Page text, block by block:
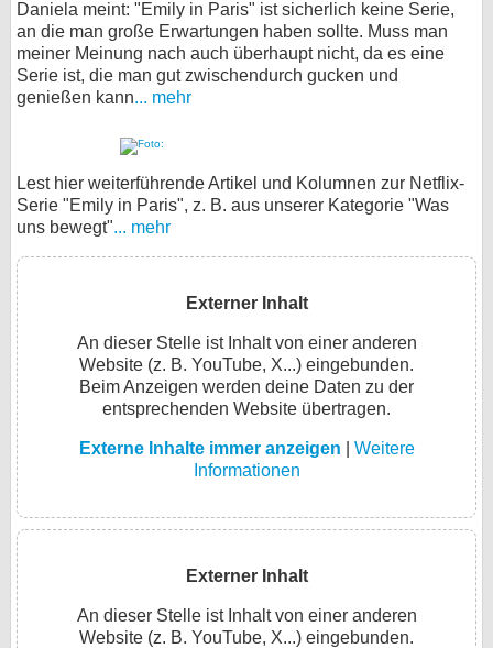
Daniela meint: "Emily in Paris" ist sicherlich keine Serie,
an die man große Erwartungen haben sollte. Muss man
meiner Meinung nach auch überhaupt nicht, da es eine
Serie ist, die man gut zwischendurch gucken und
genießen kann... mehr
Lest hier weiterführende Artikel und Kolumnen zur Netflix-
Serie "Emily in Paris", z. B. aus unserer Kategorie "Was
uns bewegt"... mehr
Externer Inhalt
An dieser Stelle ist Inhalt von einer anderen
Website (z. B. YouTube, X...) eingebunden.
Beim Anzeigen werden deine Daten zu der
entsprechenden Website übertragen.
Externe Inhalte immer anzeigen
Weitere
Informationen
Externer Inhalt
An dieser Stelle ist Inhalt von einer anderen
Website (z. B. YouTube, X...) eingebunden.